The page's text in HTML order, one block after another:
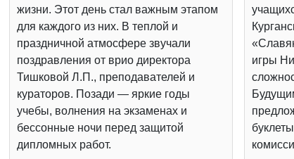
жизни. Этот день стал важным этапом
для каждого из них. В теплой и
праздничной атмосфере звучали
поздравления от врио директора
Тишковой Л.П., преподавателей и
кураторов. Позади — яркие годы
учебы, волнения на экзаменах и
бессонные ночи перед защитой
дипломных работ.
игры